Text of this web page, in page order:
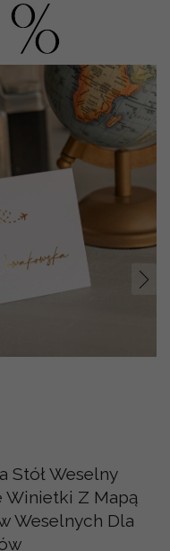
Stół Weselny
Winietki Z Mapą
Weselnych Dla